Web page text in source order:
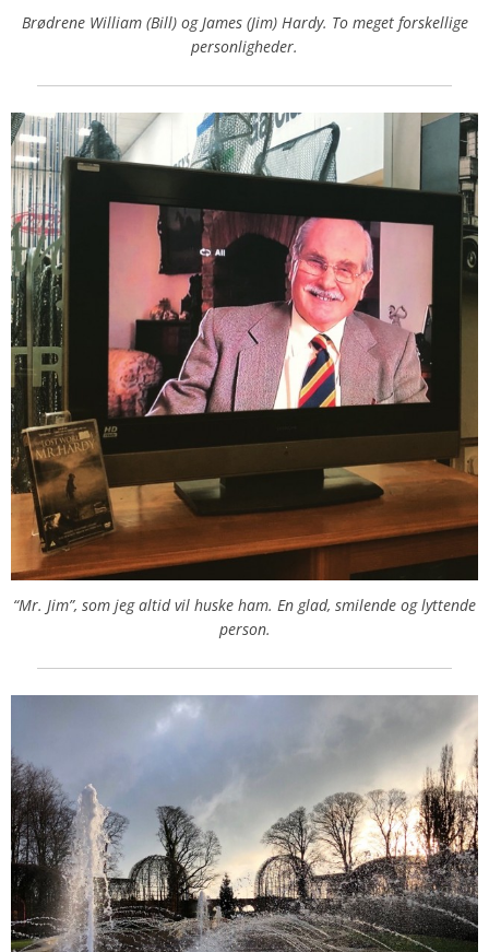
Brødrene William (Bill) og James (Jim) Hardy. To meget forskellige
personligheder.
“Mr. Jim”, som jeg altid vil huske ham. En glad, smilende og lyttende
person.